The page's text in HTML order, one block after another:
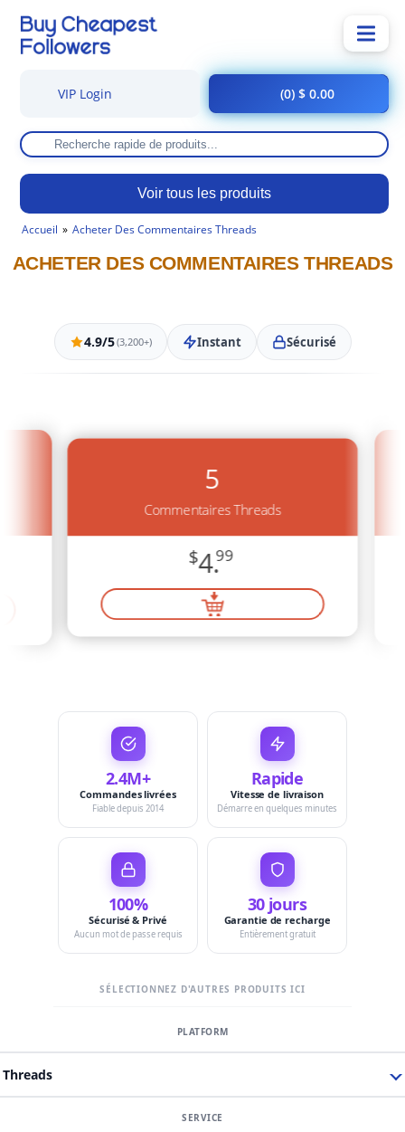
Voir tous les produits
VIP Login (0) $ 0.00
Accueil Acheter Des Commentaires Threads
ACHETER DES COMMENTAIRES THREADS
4.9/5(3,200+) Instant Sécurisé
5
Commentaires Threads
$4.99
2.4M+
Commandes livrées
Fiable depuis 2014
Rapide
Vitesse de livraison
Démarre en quelques minutes
100%
Sécurisé & Privé
Aucun mot de passe requis
30 jours
Garantie de recharge
Entièrement gratuit
SÉLECTIONNEZ D'AUTRES PRODUITS ICI
Threads